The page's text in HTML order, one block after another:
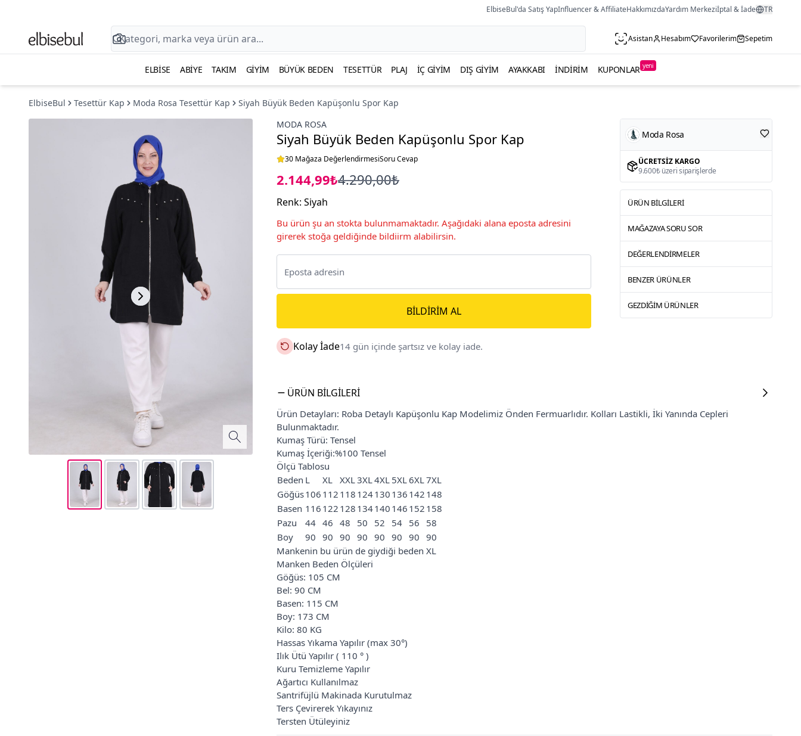
ElbiseBul'da Satış YapInfluencer & AffiliateHakkımızdaYardım Merkeziİptal & İade TR
Asistan Hesabım Favorilerim Sepetim
ELBISE ABIYE TAKIM GIYIM BÜYÜK BEDEN TESETTÜR PLAJ İÇ GIYIM DIŞ GIYIM AYAKKABI İNDIRIM KUPONLAR yeni
ElbiseBul Tesettür Kap Moda Rosa Tesettür Kap
Siyah Büyük Beden Kapüşonlu Spor Kap
MODA ROSA
Siyah Büyük Beden Kapüşonlu Spor Kap
30 Mağaza DeğerlendirmesiSoru Cevap
2.144,99₺4.290,00₺
Renk: Siyah
Bu ürün şu an stokta bulunmamaktadır. Aşağıdaki alana eposta adresini
girerek stoğa geldiğinde bildiirm alabilirsin.
BILDIRIM AL
Kolay İade14 gün içinde şartsız ve kolay iade.
Moda Rosa
ÜCRETSIZ KARGO
9.600₺ üzeri siparişlerde
ÜRÜN BILGILERI
MAĞAZAYA SORU SOR
DEĞERLENDIRMELER
BENZER ÜRÜNLER
GEZDIĞIM ÜRÜNLER
ÜRÜN BILGILERI
Ürün Detayları: Roba Detaylı Kapüşonlu Kap Modelimiz Önden Fermuarlıdır. Kolları Lastikli, İki Yanında Cepleri
Bulunmaktadır.
Kumaş Türü: Tensel
Kumaş İçeriği:%100 Tensel
Ölçü Tablosu
Beden L XL XXL3XL4XL 5XL6XL7XL
Göğüs106 112 118 124130 136 142 148
Basen 116 122 128 134140 146 152 158
Pazu
44 46 48 50 52 54 56
58
Boy
90 90 90 90 90 90 90 90
Mankenin bu ürün de giydiği beden XL
Manken Beden Ölçüleri
Göğüs: 105 CM
Bel: 90 CM
Basen: 115 CM
Boy: 173 CM
Kilo: 80 KG
Hassas Yıkama Yapılır (max 30°)
Ilık Ütü Yapılır ( 110 ° )
Kuru Temizleme Yapılır
Ağartıcı Kullanılmaz
Santrifüjlü Makinada Kurutulmaz
Ters Çevirerek Yıkayınız
Tersten Ütüleyiniz